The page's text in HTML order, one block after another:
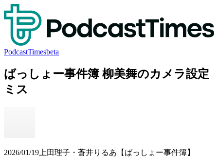
PodcastTimesbeta
ばっしょー事件簿 柳美舞のカメラ設定
ミス
2026/01/19上田理子・蒼井りるあ【ばっしょー事件簿】